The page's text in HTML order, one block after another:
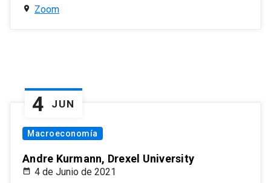
Zoom
4 JUN
Macroeconomía
Andre Kurmann, Drexel University
4 de Junio de 2021